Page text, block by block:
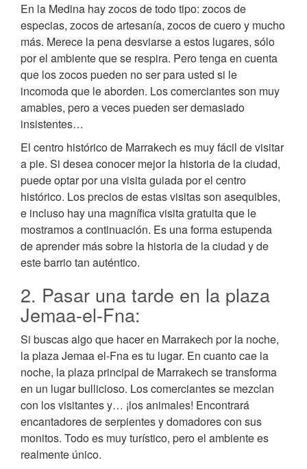
En la Medina hay zocos de todo tipo: zocos de
especias, zocos de artesanía, zocos de cuero y mucho
más. Merece la pena desviarse a estos lugares, sólo
por el ambiente que se respira. Pero tenga en cuenta
que los zocos pueden no ser para usted si le
incomoda que le aborden. Los comerciantes son muy
amables, pero a veces pueden ser demasiado
insistentes…
El centro histórico de Marrakech es muy fácil de visitar
a pie. Si desea conocer mejor la historia de la ciudad,
puede optar por una visita guiada por el centro
histórico. Los precios de estas visitas son asequibles,
e incluso hay una magnífica visita gratuita que le
mostramos a continuación. Es una forma estupenda
de aprender más sobre la historia de la ciudad y de
este barrio tan auténtico.
2. Pasar una tarde en la plaza
Jemaa-el-Fna:
Si buscas algo que hacer en Marrakech por la noche,
la plaza Jemaa el-Fna es tu lugar. En cuanto cae la
noche, la plaza principal de Marrakech se transforma
en un lugar bullicioso. Los comerciantes se mezclan
con los visitantes y… ¡los animales! Encontrará
encantadores de serpientes y domadores con sus
monitos. Todo es muy turístico, pero el ambiente es
realmente único.